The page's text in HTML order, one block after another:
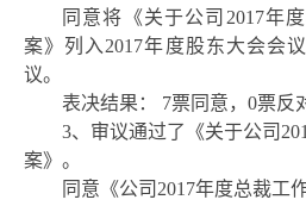
同意将《关于公司 2017年
案》列入2017年度股东大会会
议。
表决结果：
7票同意，0票反
3、审议通过了《关于公司
案》。
同意《公司 2017年度总裁工